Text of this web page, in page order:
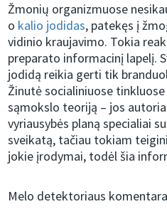
Žmonių organizmuose
o kalio jodidas, patekęs į
vidinio kraujavimo. Tokia
preparato informacinį lapelį.
jodidą reikia gerti tik
Žinutė socialiniuose
sąmokslo teoriją – jos
vyriausybės planą specialiai
sveikatą, tačiau tokiam
jokie įrodymai, todėl šia
Melo detektoriaus